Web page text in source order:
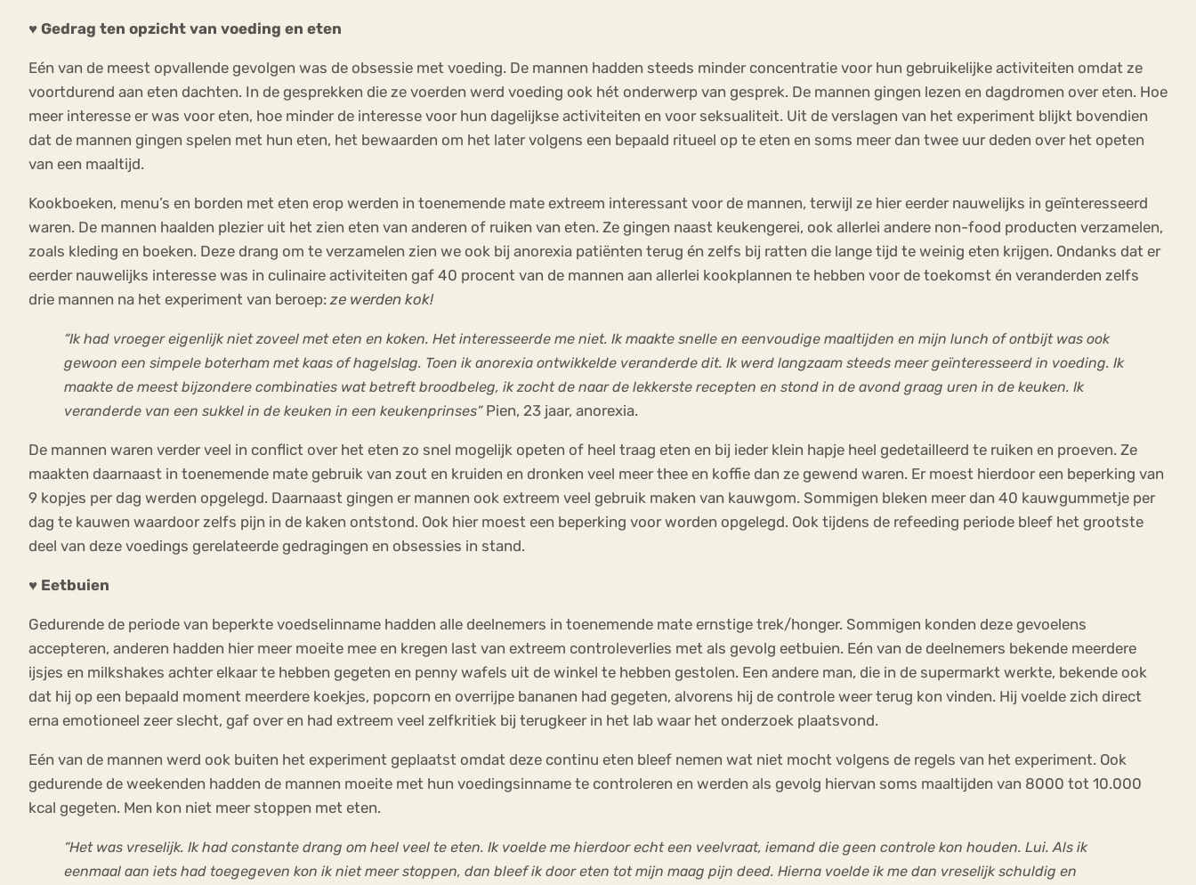
♥ Gedrag ten opzicht van voeding en eten
Eén van de meest opvallende gevolgen was de obsessie met voeding. De mannen hadden steeds minder concentratie voor hun gebruikelijke activiteiten omdat ze
voortdurend aan eten dachten. In de gesprekken die ze voerden werd voeding ook hét onderwerp van gesprek. De mannen gingen lezen en dagdromen over eten. Hoe
meer interesse er was voor eten, hoe minder de interesse voor hun dagelijkse activiteiten en voor seksualiteit. Uit de verslagen van het experiment blijkt bovendien
dat de mannen gingen spelen met hun eten, het bewaarden om het later volgens een bepaald ritueel op te eten en soms meer dan twee uur deden over het opeten
van een maaltijd.
Kookboeken, menu’s en borden met eten erop werden in toenemende mate extreem interessant voor de mannen, terwijl ze hier eerder nauwelijks in geïnteresseerd
waren. De mannen haalden plezier uit het zien eten van anderen of ruiken van eten. Ze gingen naast keukengerei, ook allerlei andere non-food producten verzamelen,
zoals kleding en boeken. Deze drang om te verzamelen zien we ook bij anorexia patiënten terug én zelfs bij ratten die lange tijd te weinig eten krijgen. Ondanks dat er
eerder nauwelijks interesse was in culinaire activiteiten gaf 40 procent van de mannen aan allerlei kookplannen te hebben voor de toekomst én veranderden zelfs
drie mannen na het experiment van beroep:ze werden kok!
“Ik had vroeger eigenlijk niet zoveel met eten en koken. Het interesseerde me niet. Ik maakte snelle en eenvoudige maaltijden en mijn lunch of ontbijt was ook
gewoon een simpele boterham met kaas of hagelslag. Toen ik anorexia ontwikkelde veranderde dit. Ik werd langzaam steeds meer geïnteresseerd in voeding. Ik
maakte de meest bijzondere combinaties wat betreft broodbeleg, ik zocht de naar de lekkerste recepten en stond in de avond graag uren in de keuken. Ik
veranderde van een sukkel in de keuken in een keukenprinses”Pien, 23 jaar, anorexia.
De mannen waren verder veel in conflict over het eten zo snel mogelijk opeten of heel traag eten en bij ieder klein hapje heel gedetailleerd te ruiken en proeven. Ze
maakten daarnaast in toenemende mate gebruik van zout en kruiden en dronken veel meer thee en koffie dan ze gewend waren. Er moest hierdoor een beperking van
9 kopjes per dag werden opgelegd. Daarnaast gingen er mannen ook extreem veel gebruik maken van kauwgom. Sommigen bleken meer dan 40 kauwgummetje per
dag te kauwen waardoor zelfs pijn in de kaken ontstond. Ook hier moest een beperking voor worden opgelegd. Ook tijdens de refeeding periode bleef het grootste
deel van deze voedings gerelateerde gedragingen en obsessies in stand.
♥ Eetbuien
Gedurende de periode van beperkte voedselinname hadden alle deelnemers in toenemende mate ernstige trek/honger. Sommigen konden deze gevoelens
accepteren, anderen hadden hier meer moeite mee en kregen last van extreem controleverlies met als gevolg eetbuien. Eén van de deelnemers bekende meerdere
ijsjes en milkshakes achter elkaar te hebben gegeten en penny wafels uit de winkel te hebben gestolen. Een andere man, die in de supermarkt werkte, bekende ook
dat hij op een bepaald moment meerdere koekjes, popcorn en overrijpe bananen had gegeten, alvorens hij de controle weer terug kon vinden. Hij voelde zich direct
erna emotioneel zeer slecht, gaf over en had extreem veel zelfkritiek bij terugkeer in het lab waar het onderzoek plaatsvond.
Eén van de mannen werd ook buiten het experiment geplaatst omdat deze continu eten bleef nemen wat niet mocht volgens de regels van het experiment. Ook
gedurende de weekenden hadden de mannen moeite met hun voedingsinname te controleren en werden als gevolg hiervan soms maaltijden van 8000 tot 10.000
kcal gegeten. Men kon niet meer stoppen met eten.
“Het was vreselijk. Ik had constante drang om heel veel te eten. Ik voelde me hierdoor echt een veelvraat, iemand die geen controle kon houden. Lui. Als ik
eenmaal aan iets had toegegeven kon ik niet meer stoppen, dan bleef ik door eten tot mijn maag pijn deed. Hierna voelde ik me dan vreselijk schuldig en